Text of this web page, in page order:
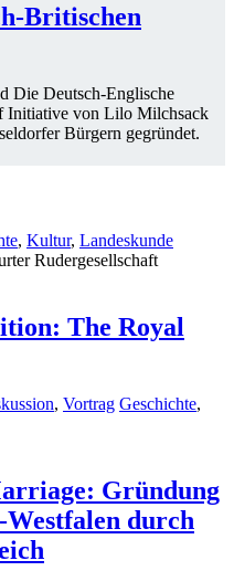
Britischen
Die Deutsch-Englische
Initiative von Lilo Milchsack
Bürgern gegründet.
, Kultur, Landeskunde
Rudergesellschaft
The Royal
, Vortrag Geschichte,
Gründung
durch